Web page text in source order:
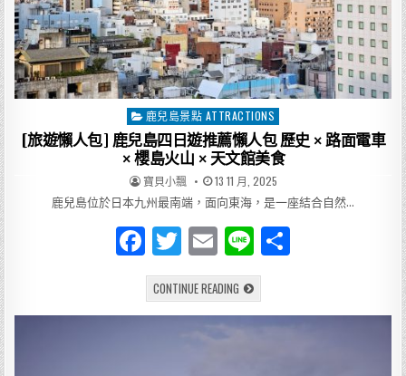
Posted
in
鹿兒島景點 ATTRACTIONS
[旅遊懶人包] 鹿兒島四日遊推薦懶人包 歷史 × 路面電車
× 櫻島火山 × 天文館美食
AUTHOR:
寶貝小飄 PUBLISHED
DATE:
13 11 月, 2025
鹿兒島位於日本九州最南端，面向東海，是一座結合自然…
F
a
c
T
w
it
te
E
m
ai
l
Li
n
e
CONTINUE READING[旅
遊
懶